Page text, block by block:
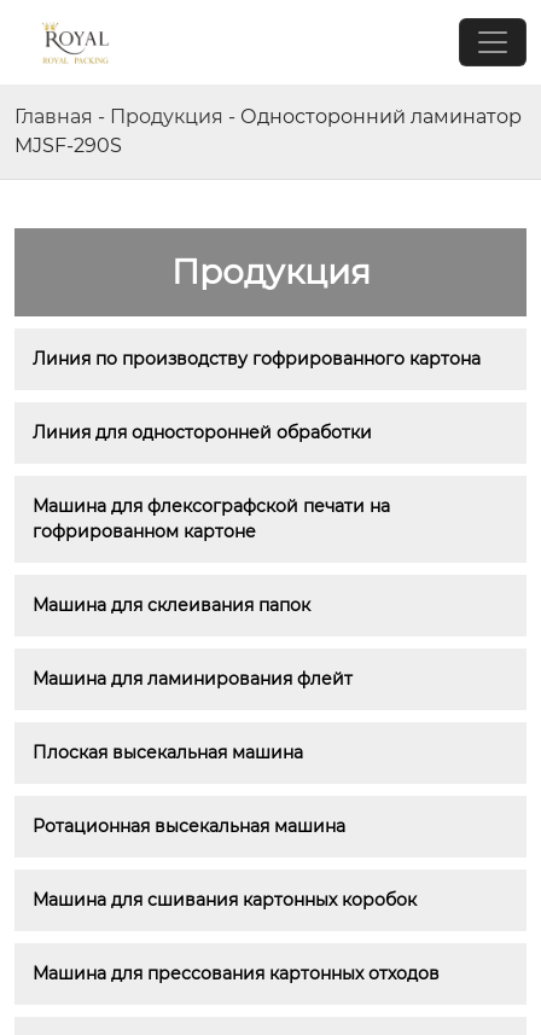
Главная - Продукция - Односторонний ламинатор
MJSF-290S
Продукция
Линия по производству гофрированного картона
Линия для односторонней обработки
Машина для флексографской печати на
гофрированном картоне
Машина для склеивания папок
Машина для ламинирования флейт
Плоская высекальная машина
Ротационная высекальная машина
Машина для сшивания картонных коробок
Машина для прессования картонных отходов